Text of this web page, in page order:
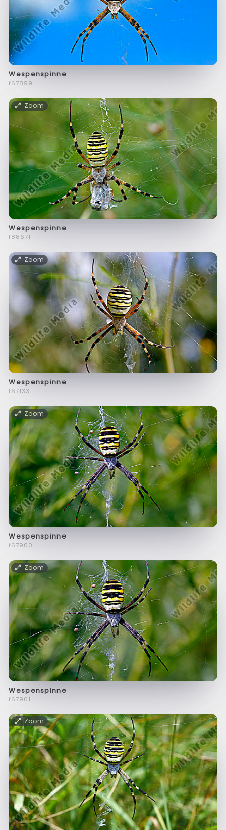
Wespenspinne
f67899
Zoom
Wespenspinne
f88671
Zoom
Wespenspinne
f67133
Zoom
Wespenspinne
f67900
Zoom
Wespenspinne
f67901
Zoom